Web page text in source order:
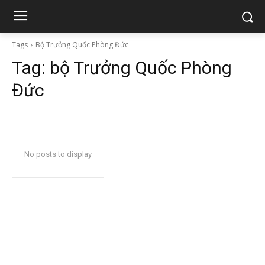
Tags Bộ Trưởng Quốc Phòng Đức
Tag: bộ Trưởng Quốc Phòng
Đức
No posts to display